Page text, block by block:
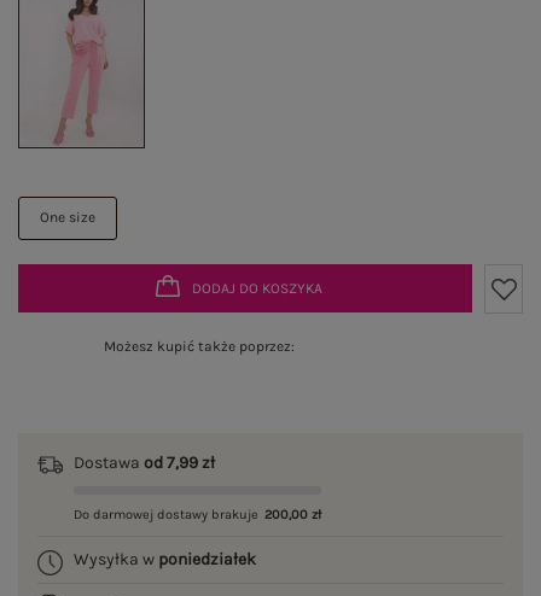
One size
DODAJ DO KOSZYKA
Możesz kupić także poprzez:
Dostawa od 7,99 zł
Do darmowej dostawy brakuje 200,00 zł
Wysyłka w poniedziałek